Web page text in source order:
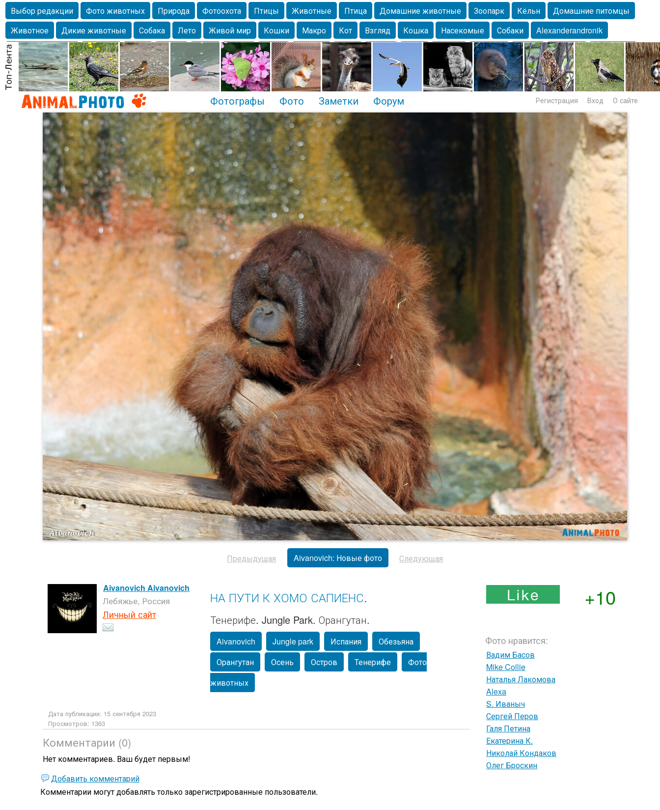
Выбор редакции Фото животных Природа Фотоохота Птицы Животные Птица Домашние животные Зоопарк Кёльн
Домашние питомцы
Животное
Дикие животные Собака Лето Живой мир Кошки Макро Кот Взгляд Кошка Насекомые Собаки
Alexanderandronik
Млекопитающие
Красота Фото Озеро Глаза Крым Весна Москва Парк Белка Морда Собачка Осень Портрет
Домашние
любимцы
Волгоград Лебедь Город Бабочка Чайка Лес Утки Николаев Насекомое Коты Lebert Дикие птицы Утка Самара
Лебеди
Спаниель
Фотографы Фото Заметки Форум Регистрация Вход О сайте
Предыдущая Aivanovich: Новые фото Следующая
Aivanovich Aivanovich
Лебяжье, Россия
Личный сайт
НА ПУТИ К ХОМО САПИЕНС.
Тенерифе. Jungle Park. Орангутан.
Aivanovich Jungle park Испания
Обезьяна
Орангутан
Осень Остров Тенерифе
Фото
животных
Дата публикации: 15 сентября 2023
Просмотров: 1363
+10
Фото нравится:
Вадим Басов
Mike Collie
Наталья Лакомова
Alexa
S. Иваныч
Сергей Перов
Галя Петина
Екатерина К.
Николай Кондаков
Олег Броскин
Комментарии (0)
Нет комментариев. Ваш будет первым!
Добавить комментарий
Комментарии могут добавлять толькозарегистрированные пользователи.